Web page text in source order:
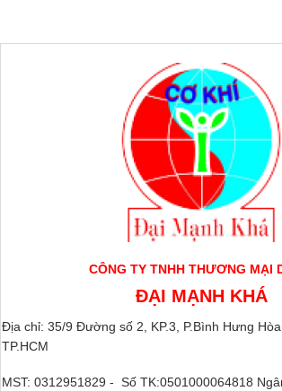
CÔNG TY TNHH THƯƠNG MẠI
ĐẠI MẠNH KHÁ
Địa chỉ: 35/9 Đường số 2, KP.3, P.Bình Hưng
TP.HCM
MST: 0312951829 - Số TK:0501000064818